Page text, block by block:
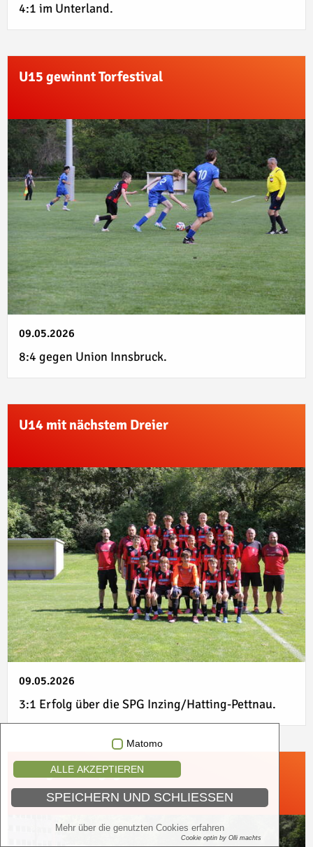
4:1 im Unterland.
U15 gewinnt Torfestival
09.05.2026
8:4 gegen Union Innsbruck.
U14 mit nächstem Dreier
09.05.2026
3:1 Erfolg über die SPG Inzing/Hatting-Pettnau.
U13 gewinnt gegen Reutte
Matomo
ALLE AKZEPTIEREN
SPEICHERN UND SCHLIESSEN
Mehr über die genutzten Cookies erfahren
Cookie optin by Olli machts